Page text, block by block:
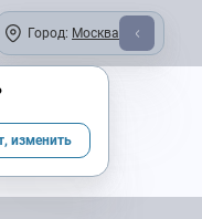
Город: Москва
изменить